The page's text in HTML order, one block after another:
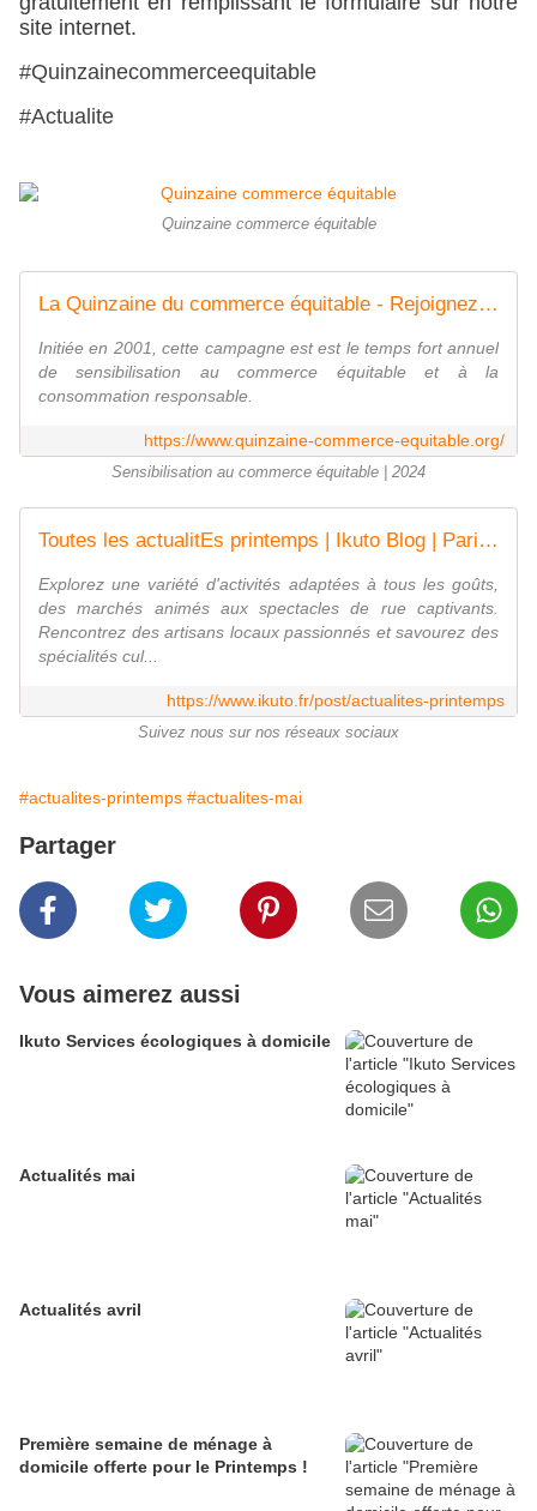
site internet.
#Quinzainecommerceequitable
#Actualite
Quinzaine commerce équitable
La Quinzaine du commerce équitable - Rejoignez le mouvement
Initiée en 2001, cette campagne est est le temps fort annuel
de sensibilisation au commerce équitable et à la
consommation responsable.
https://www.quinzaine-commerce-equitable.org/
Sensibilisation au commerce équitable | 2024
Toutes les actualitEs printemps | Ikuto Blog | Paris, France
Explorez une variété d'activités adaptées à tous les goûts,
des marchés animés aux spectacles de rue captivants.
Rencontrez des artisans locaux passionnés et savourez des
spécialités cul...
https://www.ikuto.fr/post/actualites-printemps
Suivez nous sur nos réseaux sociaux
#actualites-printemps #actualites-mai
Partager
Vous aimerez aussi
Ikuto Services écologiques à domicile
Actualités mai
Actualités avril
Première semaine de ménage à
domicile offerte pour le Printemps !